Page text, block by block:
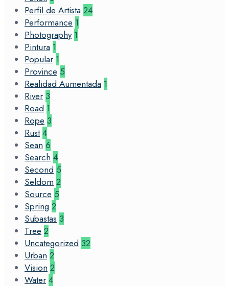
Perfil de Artista 24
Performance 1
Photography 1
Pintura 1
Popular 1
Province 5
Realidad Aumentada 1
River 3
Road 1
Rope 3
Rust 4
Sean 6
Search 4
Second 5
Seldom 2
Source 5
Spring 2
Subastas 3
Tree 2
Uncategorized 32
Urban 2
Vision 2
Water 4